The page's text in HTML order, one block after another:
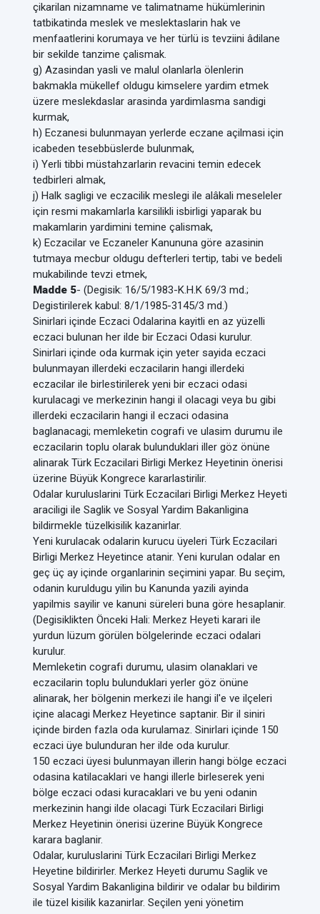
çikarilan nizamname ve talimatname hükümlerinin
tatbikatinda meslek ve meslektaslarin hak ve
menfaatlerini korumaya ve her türlü is tevziini âdilane
bir sekilde tanzime çalismak.
g) Azasindan yasli ve malul olanlarla ölenlerin
bakmakla mükellef oldugu kimselere yardim etmek
üzere meslekdaslar arasinda yardimlasma sandigi
kurmak,
h) Eczanesi bulunmayan yerlerde eczane açilmasi için
icabeden tesebbüslerde bulunmak,
i) Yerli tibbi müstahzarlarin revacini temin edecek
tedbirleri almak,
j) Halk sagligi ve eczacilik meslegi ile alâkali meseleler
için resmi makamlarla karsilikli isbirligi yaparak bu
makamlarin yardimini temine çalismak,
k) Eczacilar ve Eczaneler Kanununa göre azasinin
tutmaya mecbur oldugu defterleri tertip, tabi ve bedeli
mukabilinde tevzi etmek,
Madde 5- (Degisik: 16/5/1983-K.H.K 69/3 md.;
Degistirilerek kabul: 8/1/1985-3145/3 md.)
Sinirlari içinde Eczaci Odalarina kayitli en az yüzelli
eczaci bulunan her ilde bir Eczaci Odasi kurulur.
Sinirlari içinde oda kurmak için yeter sayida eczaci
bulunmayan illerdeki eczacilarin hangi illerdeki
eczacilar ile birlestirilerek yeni bir eczaci odasi
kurulacagi ve merkezinin hangi il olacagi veya bu gibi
illerdeki eczacilarin hangi il eczaci odasina
baglanacagi; memleketin cografi ve ulasim durumu ile
eczacilarin toplu olarak bulunduklari iller göz önüne
alinarak Türk Eczacilari Birligi Merkez Heyetinin önerisi
üzerine Büyük Kongrece kararlastirilir.
Odalar kuruluslarini Türk Eczacilari Birligi Merkez Heyeti
araciligi ile Saglik ve Sosyal Yardim Bakanligina
bildirmekle tüzelkisilik kazanirlar.
Yeni kurulacak odalarin kurucu üyeleri Türk Eczacilari
Birligi Merkez Heyetince atanir. Yeni kurulan odalar en
geç üç ay içinde organlarinin seçimini yapar. Bu seçim,
odanin kuruldugu yilin bu Kanunda yazili ayinda
yapilmis sayilir ve kanuni süreleri buna göre hesaplanir.
(Degisiklikten Önceki Hali: Merkez Heyeti karari ile
yurdun lüzum görülen bölgelerinde eczaci odalari
kurulur.
Memleketin cografi durumu, ulasim olanaklari ve
eczacilarin toplu bulunduklari yerler göz önüne
alinarak, her bölgenin merkezi ile hangi il'e ve ilçeleri
içine alacagi Merkez Heyetince saptanir. Bir il siniri
içinde birden fazla oda kurulamaz. Sinirlari içinde 150
eczaci üye bulunduran her ilde oda kurulur.
150 eczaci üyesi bulunmayan illerin hangi bölge eczaci
odasina katilacaklari ve hangi illerle birleserek yeni
bölge eczaci odasi kuracaklari ve bu yeni odanin
merkezinin hangi ilde olacagi Türk Eczacilari Birligi
Merkez Heyetinin önerisi üzerine Büyük Kongrece
karara baglanir.
Odalar, kuruluslarini Türk Eczacilari Birligi Merkez
Heyetine bildirirler. Merkez Heyeti durumu Saglik ve
Sosyal Yardim Bakanligina bildirir ve odalar bu bildirim
ile tüzel kisilik kazanirlar. Seçilen yeni yönetim